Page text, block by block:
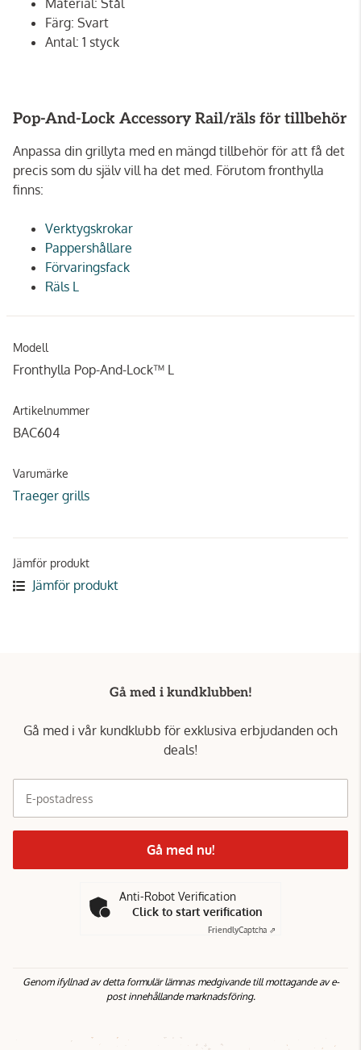
Färg: Svart
Antal: 1 styck
Pop-And-Lock Accessory Rail/räls för tillbehör
Anpassa din grillyta med en mängd tillbehör för att få det
precis som du själv vill ha det med. Förutom fronthylla
finns:
Verktygskrokar
Pappershållare
Förvaringsfack
Räls L
Modell
Fronthylla Pop-And-Lock™ L
Artikelnummer
BAC604
Varumärke
Traeger grills
Jämför produkt
Jämför produkt
Gå med i kundklubben!
Gå med i vår kundklubb för exklusiva erbjudanden och
deals!
E-postadress
Gå med nu!
Anti-Robot Verification
Click to start verification
FriendlyCaptcha ⇗
Genom ifyllnad av detta formulär lämnas medgivande till mottagande av e-
post innehållande marknadsföring.